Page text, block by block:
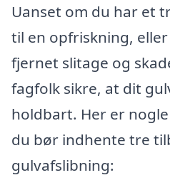
Uanset om du har et
til en opfriskning,
fjernet slitage og
fagfolk sikre, at dit
holdbart. Her er
du bør indhente tre
gulvafslibning: